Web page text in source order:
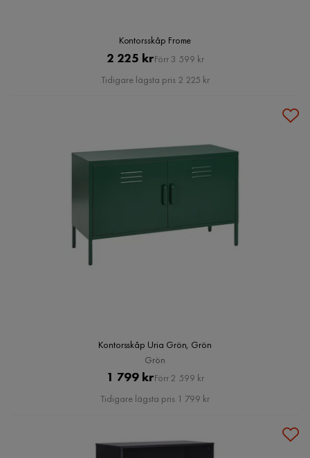
Kontorsskåp Frome
Pris
2 225 krOriginal
Pris
Förr 3 599 kr
Tidigare lägsta pris 2 225 kr
Kontorsskåp Uria Grön, Grön
Grön
Pris
1 799 krOriginal
Pris
Förr 2 599 kr
Tidigare lägsta pris 1 799 kr